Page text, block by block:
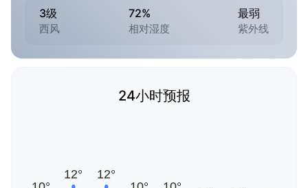
3级
西风
72%
相对湿度
最弱
紫外线
24小时预报